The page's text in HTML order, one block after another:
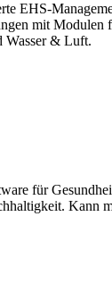
EHS-
mit Modulen
Wasser & Luft.
für
Kann